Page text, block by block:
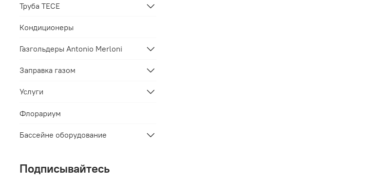
Труба TECE
Кондиционеры
Газгольдеры Antonio Merloni
Заправка газом
Услуги
Флорариум
Бассейне оборудование
Подписывайтесь